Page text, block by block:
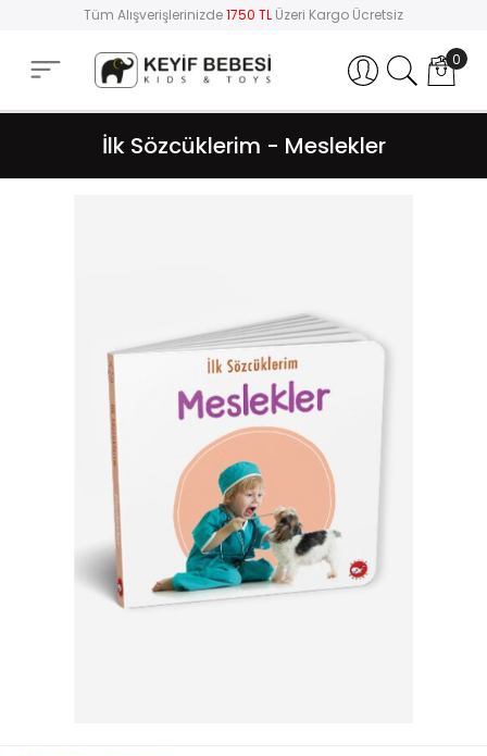
Tüm Alışverişlerinizde1750 TL Üzeri Kargo Ücretsiz
Hesabım 0
İlk Sözcüklerim - Meslekler